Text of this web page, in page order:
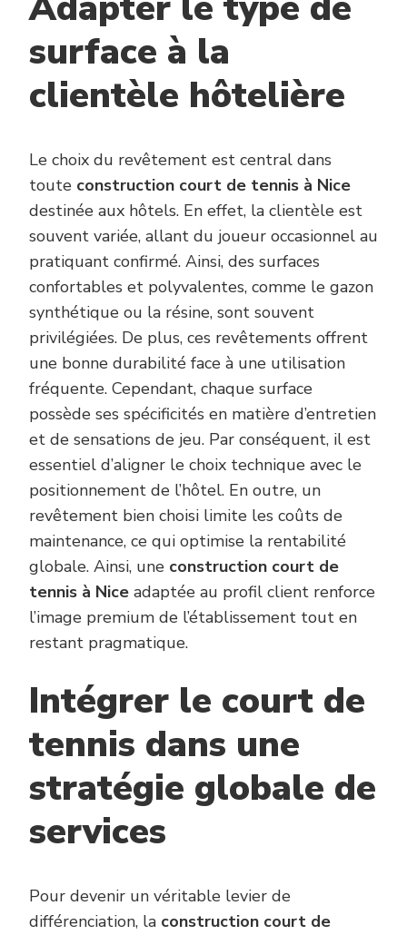
surface à la
clientèle hôtelière
Le choix du revêtement est central dans
toute construction court de tennis à Nice
destinée aux hôtels. En effet, la clientèle est
souvent variée, allant du joueur occasionnel au
pratiquant confirmé. Ainsi, des surfaces
confortables et polyvalentes, comme le gazon
synthétique ou la résine, sont souvent
privilégiées. De plus, ces revêtements offrent
une bonne durabilité face à une utilisation
fréquente. Cependant, chaque surface
possède ses spécificités en matière d’entretien
et de sensations de jeu. Par conséquent, il est
essentiel d’aligner le choix technique avec le
positionnement de l’hôtel. En outre, un
revêtement bien choisi limite les coûts de
maintenance, ce qui optimise la rentabilité
globale. Ainsi, une construction court de
tennis à Nice adaptée au profil client renforce
l’image premium de l’établissement tout en
restant pragmatique.
Intégrer le court de
tennis dans une
stratégie globale de
services
Pour devenir un véritable levier de
différenciation, la construction court de